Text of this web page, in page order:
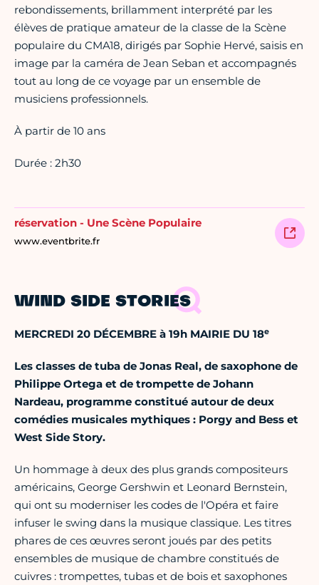
rebondissements, brillamment interprété par les
élèves de pratique amateur de la classe de la Scène
populaire du CMA18, dirigés par Sophie Hervé, saisis en
image par la caméra de Jean Seban et accompagnés
tout au long de ce voyage par un ensemble de
musiciens professionnels.
À partir de 10 ans
Durée : 2h30
réservation - Une Scène Populaire
www.eventbrite.fr
WIND SIDE STORIES
MERCREDI 20 DÉCEMBRE à 19h MAIRIE DU 18e
Les classes de tuba de Jonas Real, de saxophone de
Philippe Ortega et de trompette de Johann
Nardeau, programme constitué autour de deux
comédies musicales mythiques : Porgy and Bess et
West Side Story.
Un hommage à deux des plus grands compositeurs
américains, George Gershwin et Leonard Bernstein,
qui ont su moderniser les codes de l'Opéra et faire
infuser le swing dans la musique classique. Les titres
phares de ces œuvres seront joués par des petits
ensembles de musique de chambre constitués de
cuivres : trompettes, tubas et de bois et saxophones